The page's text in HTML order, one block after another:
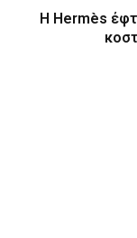
Η Hermès